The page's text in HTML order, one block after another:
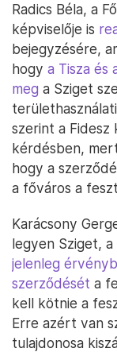
Radics Béla, a
képviselője is
bejegyzésére,
hogy a Tisza és
meg a Sziget
szerint a Fidesz
kérdésben,
hogy a
a főváros a
Karácsony
legyen Sziget,
jelenleg
szerződését a
kell kötnie a
Erre azért van
tulajdonosa